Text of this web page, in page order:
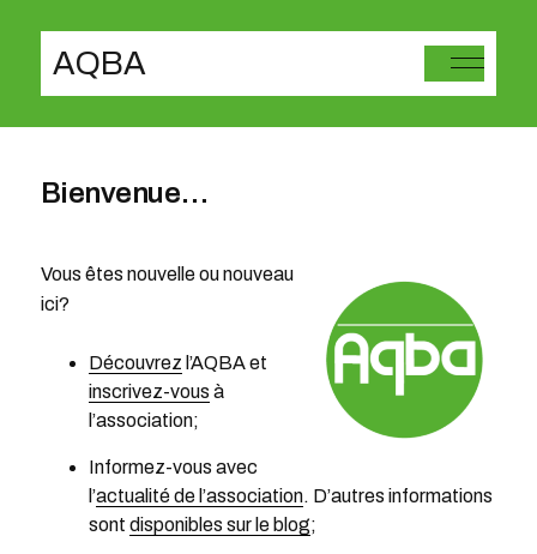
AQBA
Bienvenue…
Vous êtes nouvelle ou nouveau
ici?
Découvrez l’AQBA et
inscrivez-vous à
l’association;
Informez-vous avec
l’actualité de l’association. D’autres informations
sont disponibles sur le blog;